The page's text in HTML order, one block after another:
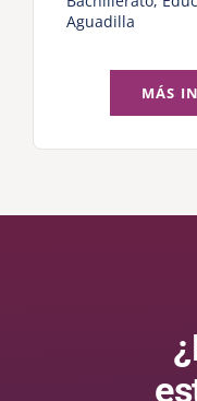
Aguadilla
MÁS